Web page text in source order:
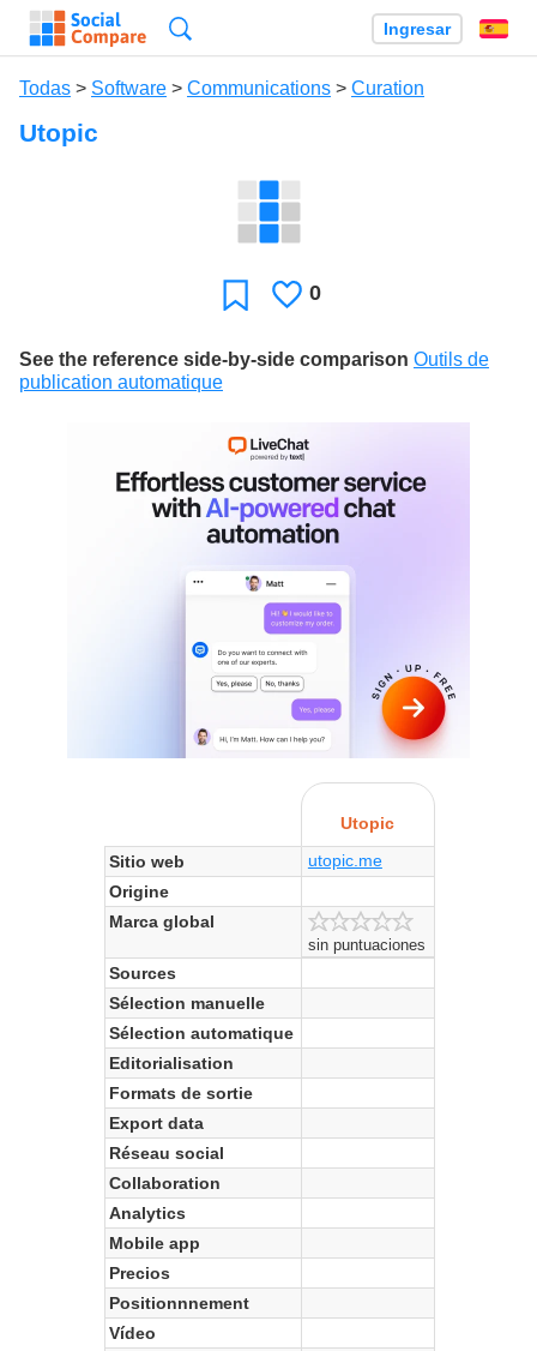
Ingresar
Todas > Software > Communications > Curation
Utopic
Favoritos
Le
0
See the reference side-by-side comparison Outils de
publication automatique
Utopic
Sitio web
utopic.me
Origine
Marca global
sin puntuaciones
Sources
Sélection manuelle
Sélection automatique
Editorialisation
Formats de sortie
Export data
Réseau social
Collaboration
Analytics
Mobile app
Precios
Positionnnement
Vídeo